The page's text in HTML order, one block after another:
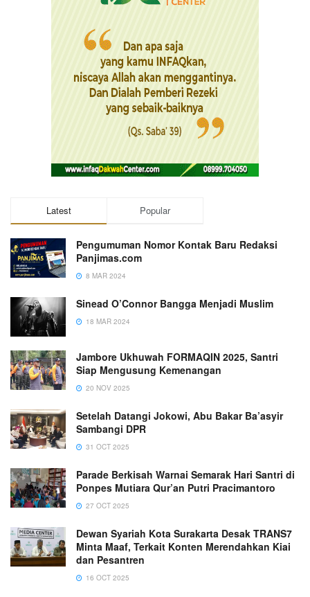
Latest Popular
Pengumuman Nomor Kontak Baru Redaksi
Panjimas.com
8 MAR 2024
Sinead O’Connor Bangga Menjadi Muslim
18 MAR 2024
Jambore Ukhuwah FORMAQIN 2025, Santri
Siap Mengusung Kemenangan
20 NOV 2025
Setelah Datangi Jokowi, Abu Bakar Ba’asyir
Sambangi DPR
31 OCT 2025
Parade Berkisah Warnai Semarak Hari Santri di
Ponpes Mutiara Qur’an Putri Pracimantoro
27 OCT 2025
Dewan Syariah Kota Surakarta Desak TRANS7
Minta Maaf, Terkait Konten Merendahkan Kiai
dan Pesantren
16 OCT 2025